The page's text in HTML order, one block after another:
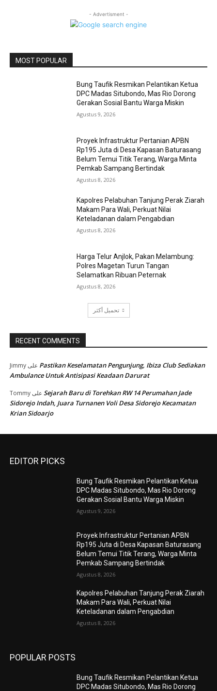
- Advertisment -
MOST POPULAR
Bung Taufik Resmikan Pelantikan Ketua
DPC Madas Situbondo, Mas Rio Dorong
Gerakan Sosial Bantu Warga Miskin
Agustus 9, 2026
Proyek Infrastruktur Pertanian APBN
Rp195 Juta di Desa Kapasan Baturasang
Belum Temui Titik Terang, Warga Minta
Pemkab Sampang Bertindak
Agustus 8, 2026
Kapolres Pelabuhan Tanjung Perak Ziarah
Makam Para Wali, Perkuat Nilai
Keteladanan dalam Pengabdian
Agustus 8, 2026
Harga Telur Anjlok, Pakan Melambung:
Polres Magetan Turun Tangan
Selamatkan Ribuan Peternak
Agustus 8, 2026
تحميل أكثر
RECENT COMMENTS
Jimmy
Pastikan Keselamatan Pengunjung, Ibiza Club Sediakan
Ambulance Untuk Antisipasi Keadaan Darurat
Tommy
Sejarah Baru di Torehkan RW 14 Perumahan Jade
Sidorejo Indah, Juara Turnanen Voli Desa Sidorejo Kecamatan
Krian Sidoarjo
EDITOR PICKS
Bung Taufik Resmikan Pelantikan Ketua
DPC Madas Situbondo, Mas Rio Dorong
Gerakan Sosial Bantu Warga Miskin
Agustus 9, 2026
Proyek Infrastruktur Pertanian APBN
Rp195 Juta di Desa Kapasan Baturasang
Belum Temui Titik Terang, Warga Minta
Pemkab Sampang Bertindak
Agustus 8, 2026
Kapolres Pelabuhan Tanjung Perak Ziarah
Makam Para Wali, Perkuat Nilai
Keteladanan dalam Pengabdian
Agustus 8, 2026
POPULAR POSTS
Bung Taufik Resmikan Pelantikan Ketua
DPC Madas Situbondo, Mas Rio Dorong